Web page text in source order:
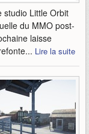
studio Little Orbit
du MMO post-
laisse
Lire la suite